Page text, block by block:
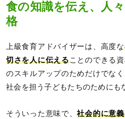
食の知識を伝え、人
格
上級食育アドバイザーは、高度な
切さを人に伝えることのできる
のスキルアップのためだけでな
社会を担う子どもたちのためにも
そういった意味で、社会的に意